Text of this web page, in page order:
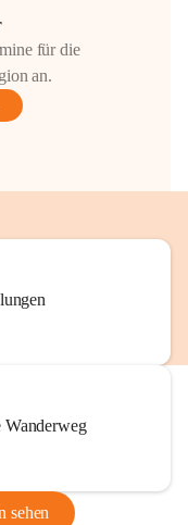
für die
an.
Wanderweg
sehen